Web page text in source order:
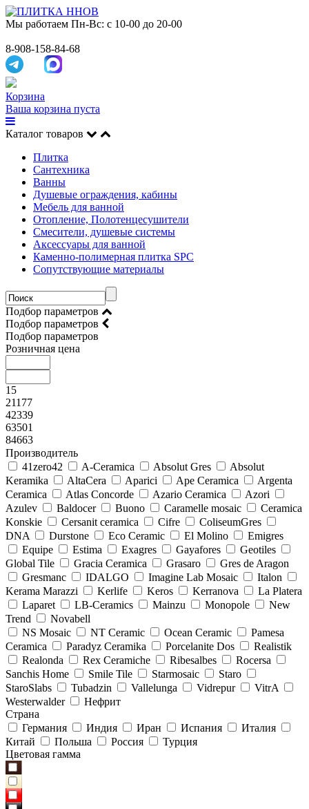
Мы работаем Пн-Вс: с 10-00 до 20-00
8-908-158-84-68
Корзина
Ваша корзина пуста
Каталог товаров
Плитка
Сантехника
Ванны
Душевые ограждения, кабины
Мебель для ванной
Отопление, Полотенцесушители
Смесители, душевые системы
Аксессуары для ванной
Каменно-полимерная плитка SPC
Сопутствующие материалы
Подбор параметров
Подбор параметров
Подбор параметров
Розничная цена
15
21177
42339
63501
84663
Производитель
41zero42
A-Ceramica Absolut Gres
Absolut
Keramika
AltaCera Aparici Ape Ceramica
Argenta
Ceramica
Atlas Concorde Azario Ceramica
Azori
Azulev
Baldocer Buono Caramelle mosaic
Ceramica
Konskie
Cersanit ceramica Cifre
ColiseumGres
DNA
Durstone Eco Ceramic El Molino
Emigres
Equipe
Estima Exagres Gayafores
Geotiles
Global Tile
Gracia Ceramica Grasaro
Gres de Aragon
Gresmanc
IDALGO Imagine Lab Mosaic
Italon
Kerama Marazzi
Kerlife Keros Kerranova
La Platera
Laparet
LB-Ceramics Mainzu Monopole
New
Trend
Novabell
NS Mosaic
NT Ceramic Ocean Ceramic
Pamesa
Ceramica
Paradyz Сeramika Porcelanite Dos
Realistik
Realonda
Rex Ceramiche Ribesalbes
Rocersa
Sanchis Home
Smile Tile Starmosaic
Staro
StaroSlabs
Tubadzin Vallelunga Vidrepur
VitrA
Westerwalder
Нефрит
Страна
Германия
Индия Иран Испания
Италия
Китай
Польша Россия
Турция
Цветовая гамма